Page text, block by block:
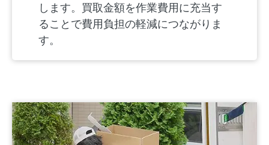
します。買取金額を作業費用に充当す
ることで費用負担の軽減につながりま
す。